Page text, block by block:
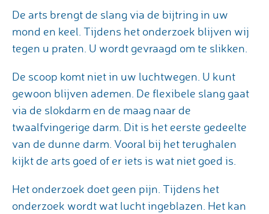
De arts brengt de slang via de bijtring in uw
mond en keel. Tijdens het onderzoek blijven wij
tegen u praten. U wordt gevraagd om te slikken.
De scoop komt niet in uw luchtwegen. U kunt
gewoon blijven ademen. De flexibele slang gaat
via de slokdarm en de maag naar de
twaalfvingerige darm. Dit is het eerste gedeelte
van de dunne darm. Vooral bij het terughalen
kijkt de arts goed of er iets is wat niet goed is.
Het onderzoek doet geen pijn. Tijdens het
onderzoek wordt wat lucht ingeblazen. Het kan